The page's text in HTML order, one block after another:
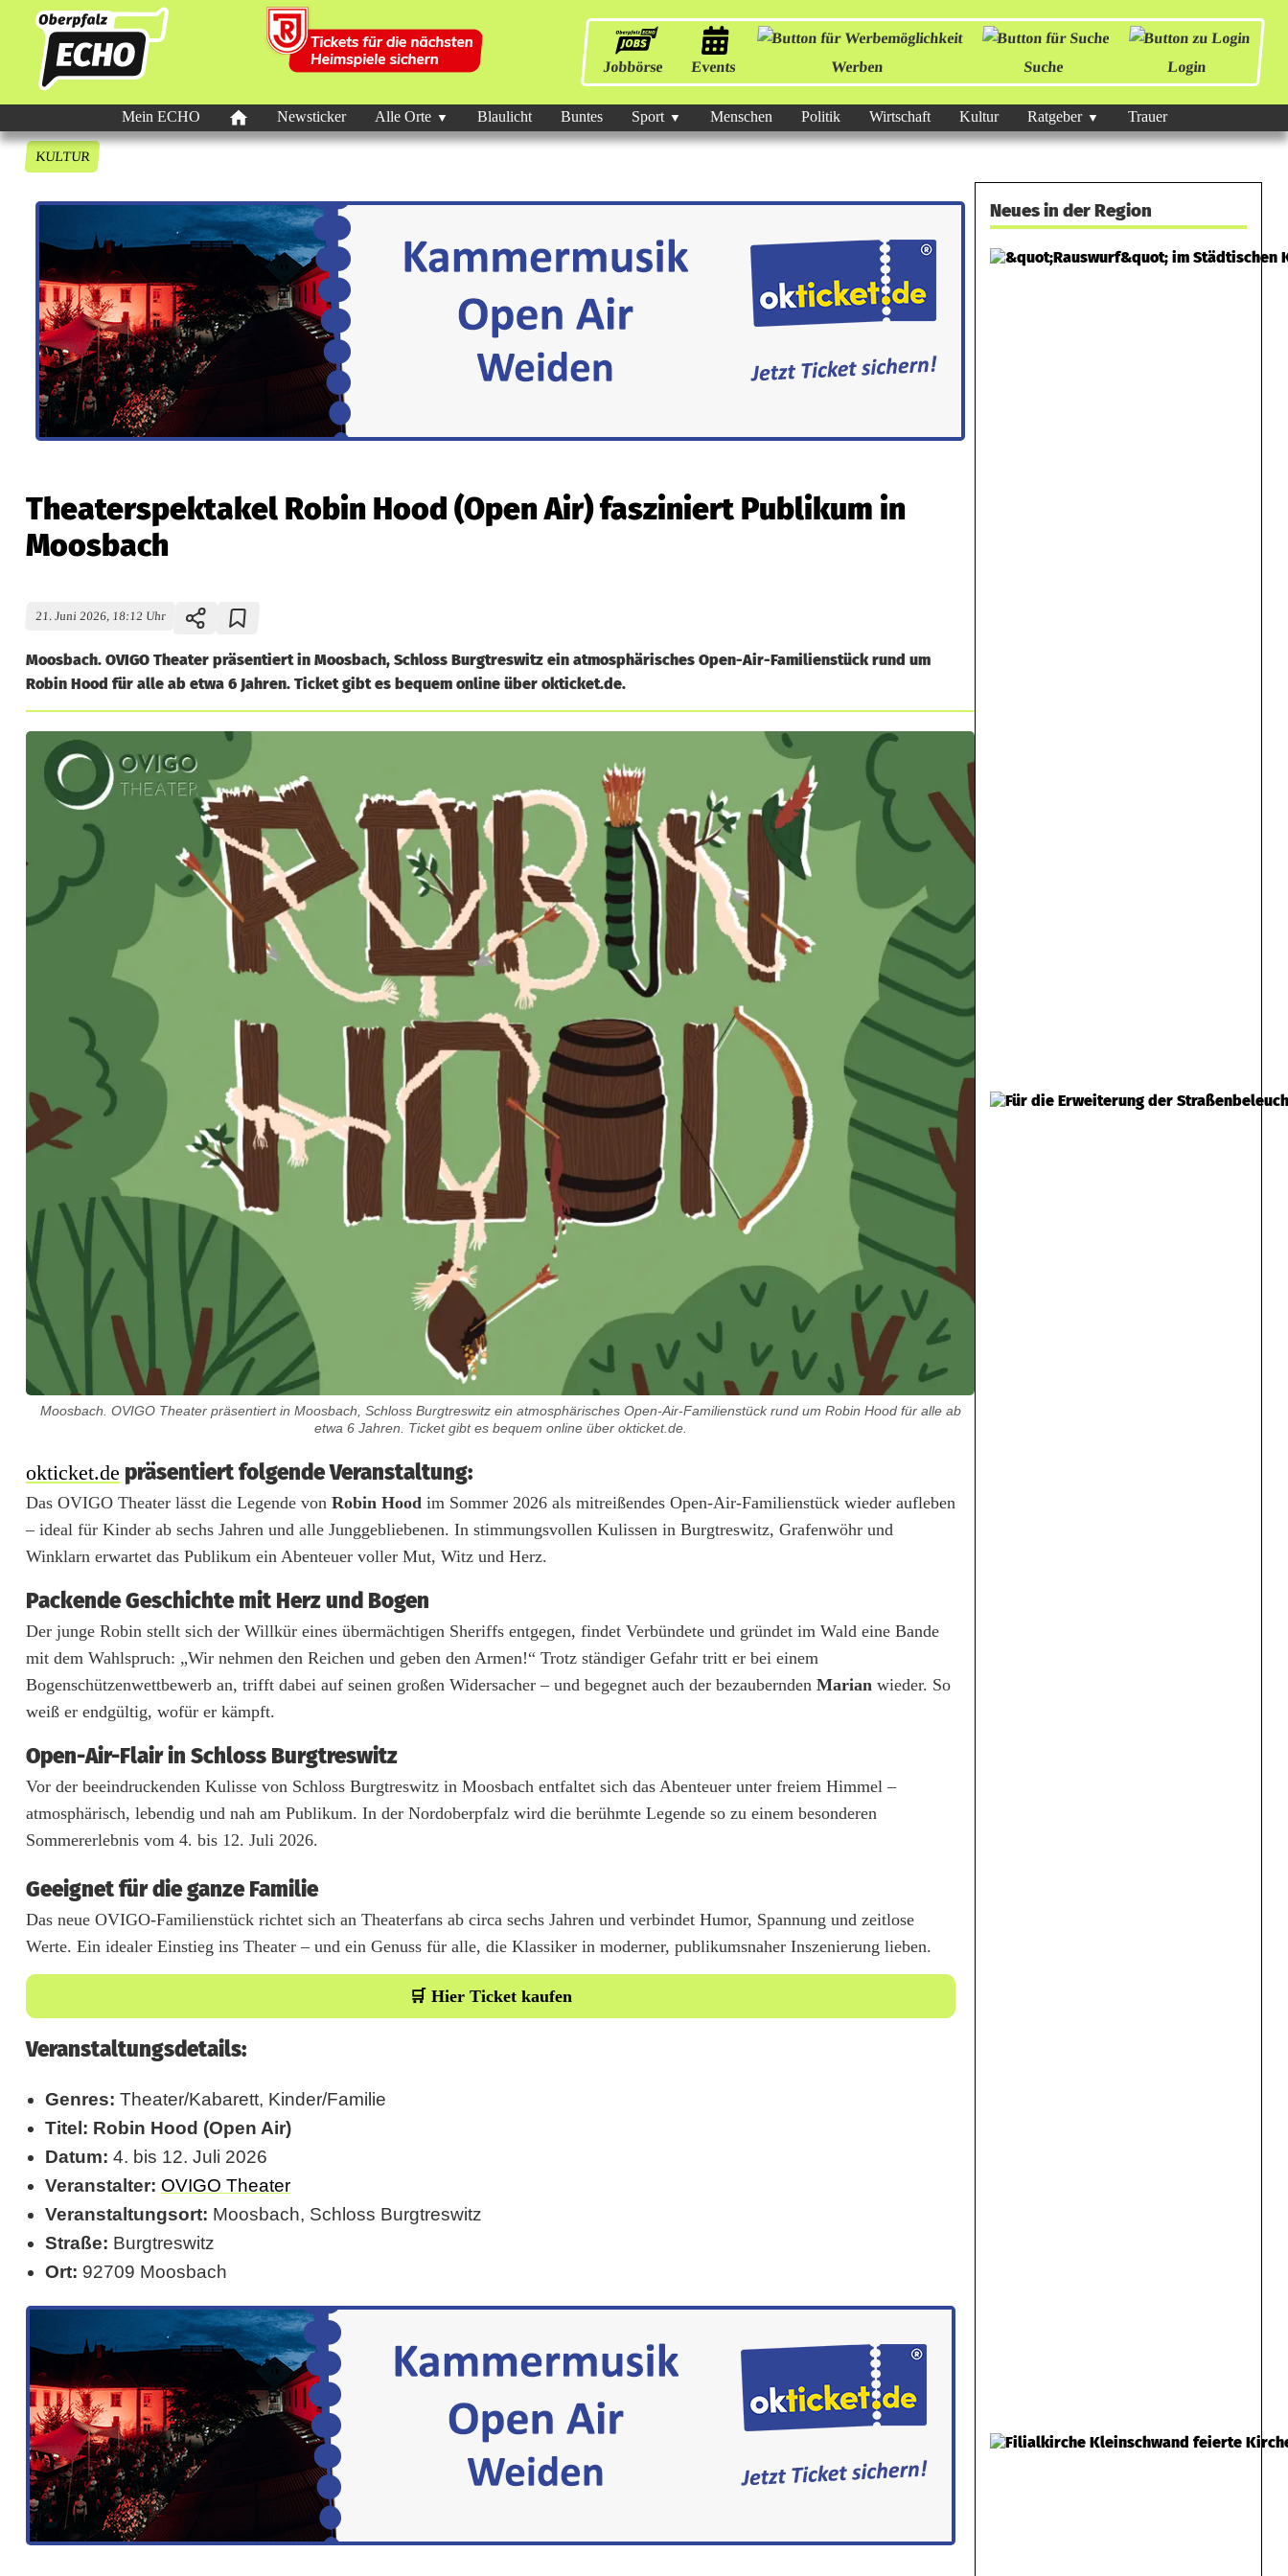
Jobbörse Events Werben Suche Login
Mein ECHO Newsticker Alle Orte Blaulicht Buntes Sport Menschen Politik Wirtschaft Kultur Ratgeber Trauer
KULTUR
Theaterspektakel Robin Hood (Open Air) fasziniert Publikum in
Moosbach
21. Juni 2026, 18:12 Uhr
Moosbach. OVIGO Theater präsentiert in Moosbach, Schloss Burgtreswitz ein atmosphärisches Open-Air-Familienstück rund um
Robin Hood für alle ab etwa 6 Jahren. Ticket gibt es bequem online über okticket.de.
Moosbach. OVIGO Theater präsentiert in Moosbach, Schloss Burgtreswitz ein atmosphärisches Open-Air-Familienstück rund um Robin Hood für alle ab
etwa 6 Jahren. Ticket gibt es bequem online über okticket.de.
T
h
e
e
r
p
e
k
a
k
e
l
R
o
b
i
H
o
o
d
(
O
p
e
n
okticket.de präsentiert folgende Veranstaltung:
Das OVIGO Theater lässt die Legende von Robin Hood im Sommer 2026 als mitreißendes Open-Air-Familienstück wieder aufleben
– ideal für Kinder ab sechs Jahren und alle Junggebliebenen. In stimmungsvollen Kulissen in Burgtreswitz, Grafenwöhr und
Winklarn erwartet das Publikum ein Abenteuer voller Mut, Witz und Herz.
Packende Geschichte mit Herz und Bogen
Der junge Robin stellt sich der Willkür eines übermächtigen Sheriffs entgegen, findet Verbündete und gründet im Wald eine Bande
mit dem Wahlspruch: „Wir nehmen den Reichen und geben den Armen!“ Trotz ständiger Gefahr tritt er bei einem
Bogenschützenwettbewerb an, trifft dabei auf seinen großen Widersacher – und begegnet auch der bezaubernden Marian wieder. So
weiß er endgültig, wofür er kämpft.
Open-Air-Flair in Schloss Burgtreswitz
Vor der beeindruckenden Kulisse von Schloss Burgtreswitz in Moosbach entfaltet sich das Abenteuer unter freiem Himmel –
atmosphärisch, lebendig und nah am Publikum. In der Nordoberpfalz wird die berühmte Legende so zu einem besonderen
Sommererlebnis vom 4. bis 12. Juli 2026.
Geeignet für die ganze Familie
Das neue OVIGO-Familienstück richtet sich an Theaterfans ab circa sechs Jahren und verbindet Humor, Spannung und zeitlose
Werte. Ein idealer Einstieg ins Theater – und ein Genuss für alle, die Klassiker in moderner, publikumsnaher Inszenierung lieben.
🛒 Hier Ticket kaufen
Veranstaltungsdetails:
Genres: Theater/Kabarett, Kinder/Familie
Titel: Robin Hood (Open Air)
Datum: 4. bis 12. Juli 2026
Veranstalter: OVIGO Theater
Veranstaltungsort: Moosbach, Schloss Burgtreswitz
Straße: Burgtreswitz
Ort: 92709 Moosbach
Neues in der Region